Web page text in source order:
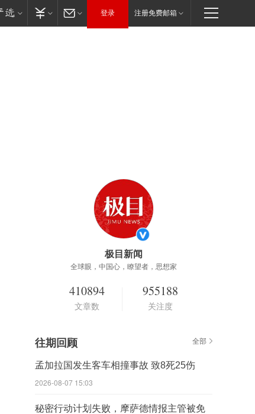
登录 注册免费邮箱
极目新闻
全球眼，中国心，瞭望者，思想家
410894
文章数
955188
关注度
往期回顾 全部
孟加拉国发生客车相撞事故 致8死25伤
2026-08-07 15:03
秘密行动计划失败，摩萨德情报主管被免